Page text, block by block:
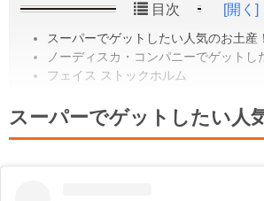
目次 [開く]
スーパーでゲットしたい人気のお土産！
ノーディスカ・コンパニーでゲットし
フェイス ストックホルム
スーパーでゲットしたい人